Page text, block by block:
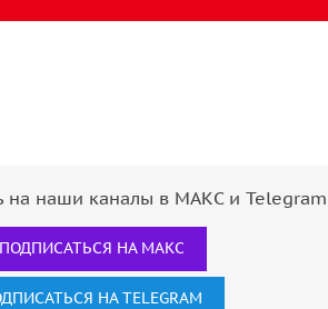
на наши каналы в МАКС и Telegram
ПОДПИСАТЬСЯ НА МАКС
НА TELEGRAM